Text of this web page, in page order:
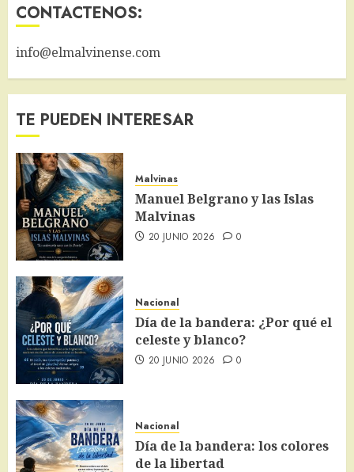
CONTACTENOS:
info@elmalvinense.com
TE PUEDEN INTERESAR
Malvinas
Manuel Belgrano y las Islas
Malvinas
20 JUNIO 2026 0
Nacional
Día de la bandera: ¿Por qué el
celeste y blanco?
20 JUNIO 2026 0
Nacional
Día de la bandera: los colores
de la libertad